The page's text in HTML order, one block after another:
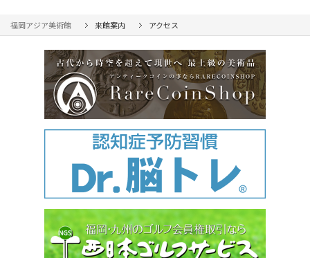
福岡アジア美術館 来館案内 アクセス